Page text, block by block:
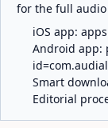
for the full
iOS app:
Android app:
Smart
Editorial